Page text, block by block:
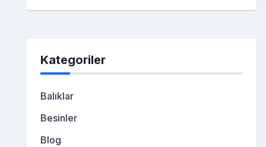
Kategoriler
Balıklar
Besinler
Blog